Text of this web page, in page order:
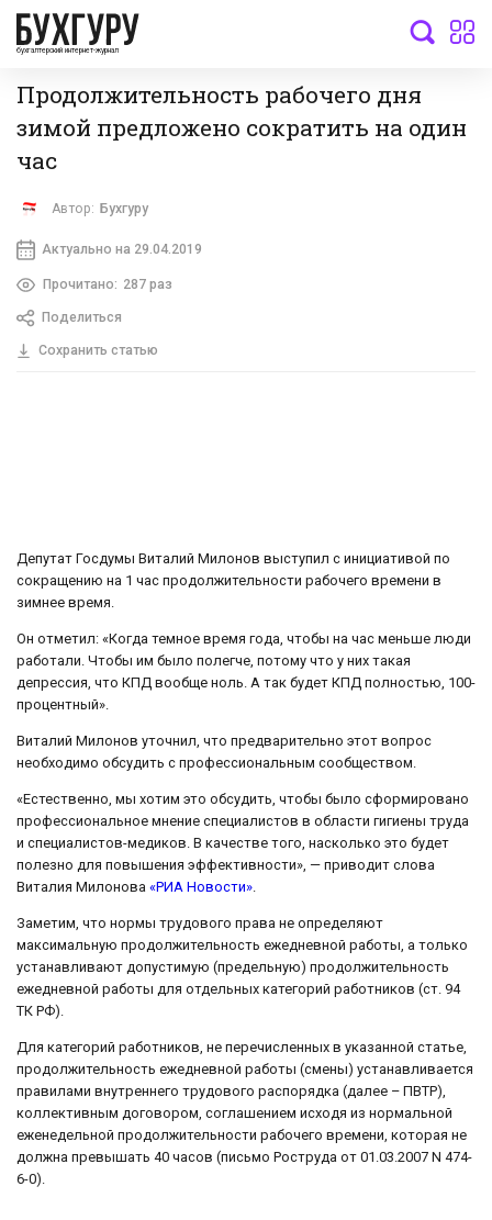
бухгалтерский интернет-журнал
Продолжительность рабочего дня
зимой предложено сократить на один
час
Автор: Бухгуру
Актуально на 29.04.2019
Прочитано: 287 раз
Поделиться
Сохранить статью
Депутат Госдумы Виталий Милонов выступил с инициативой по
сокращению на 1 час продолжительности рабочего времени в
зимнее время.
Он отметил: «Когда темное время года, чтобы на час меньше люди
работали. Чтобы им было полегче, потому что у них такая
депрессия, что КПД вообще ноль. А так будет КПД полностью, 100-
процентный».
Виталий Милонов уточнил, что предварительно этот вопрос
необходимо обсудить с профессиональным сообществом.
«Естественно, мы хотим это обсудить, чтобы было сформировано
профессиональное мнение специалистов в области гигиены труда
и специалистов-медиков. В качестве того, насколько это будет
полезно для повышения эффективности», — приводит слова
Виталия Милонова «РИА Новости»
Заметим, что нормы трудового права не определяют
максимальную продолжительность ежедневной работы, а только
устанавливают допустимую (предельную) продолжительность
ежедневной работы для отдельных категорий работников (ст. 94
ТК РФ).
Для категорий работников, не перечисленных в указанной статье,
продолжительность ежедневной работы (смены) устанавливается
правилами внутреннего трудового распорядка (далее – ПВТР),
коллективным договором, соглашением исходя из нормальной
еженедельной продолжительности рабочего времени, которая не
должна превышать 40 часов (письмо Роструда от 01.03.2007 N 474-
6-0).